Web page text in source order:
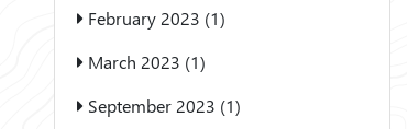
February 2023 (1)
March 2023 (1)
September 2023 (1)